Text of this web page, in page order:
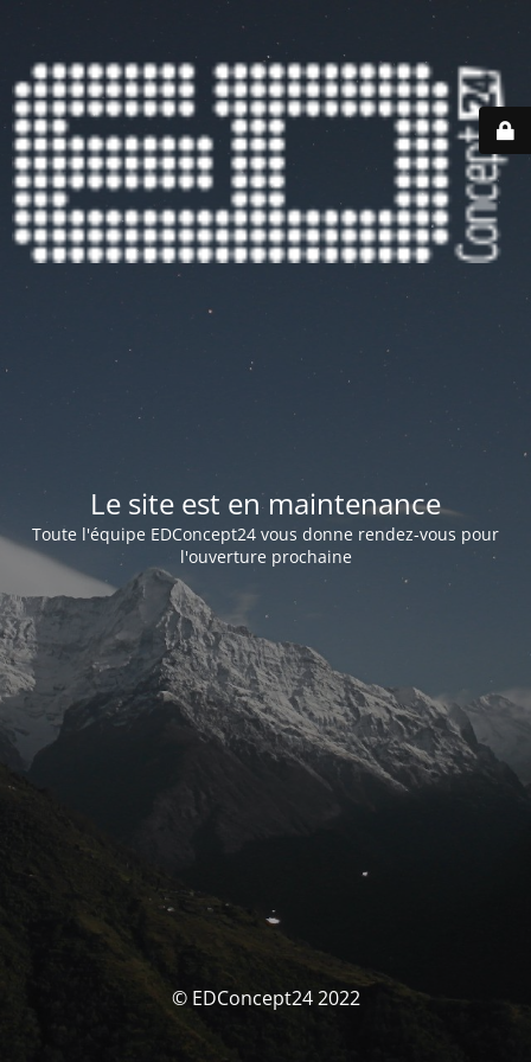
Le site est en maintenance
Toute l'équipe EDConcept24 vous donne rendez-vous pour
l'ouverture prochaine
© EDConcept24 2022